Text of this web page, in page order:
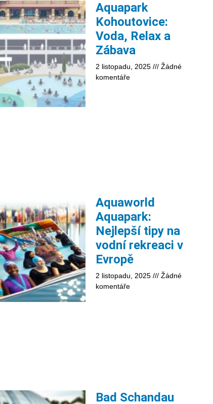
Aquapark
Kohoutovice:
Voda, Relax a
Zábava
2 listopadu, 2025
Žádné
komentáře
Aquaworld
Aquapark:
Nejlepší tipy na
vodní rekreaci v
Evropě
2 listopadu, 2025
Žádné
komentáře
Bad Schandau